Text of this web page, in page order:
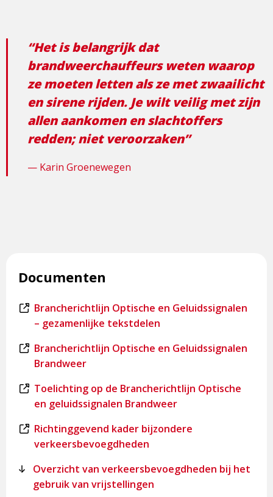
“Het is belangrijk dat
brandweerchauffeurs weten waarop
ze moeten letten als ze met zwaailicht
en sirene rijden. Je wilt veilig met zijn
allen aankomen en slachtoffers
redden; niet veroorzaken”
Karin Groenewegen
Documenten
Dit
is
externe
pagina
Brancherichtlijn Optische en Geluidssignalen
– gezamenlijke tekstdelen
Dit
is
externe
pagina
Brancherichtlijn Optische en Geluidssignalen
Brandweer
Dit
is
externe
pagina
Toelichting op de Brancherichtlijn Optische
en geluidssignalen Brandweer
Dit
is
externe
pagina
Richtinggevend kader bijzondere
verkeersbevoegdheden
Overzicht van verkeersbevoegdheden bij het
gebruik van vrijstellingen